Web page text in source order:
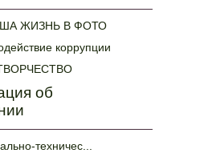
ЖИЗНЬ В ФОТО
коррупции
об
техничес...